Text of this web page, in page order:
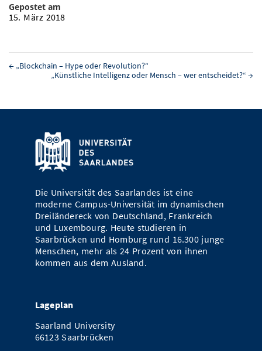
Gepostet am
15. März 2018
← „Blockchain – Hype oder Revolution?“
„Künstliche Intelligenz oder Mensch – wer entscheidet?“ →
Die Universität des Saarlandes ist eine
moderne Campus-Universität im dynamischen
Dreiländereck von Deutschland, Frankreich
und Luxembourg. Heute studieren in
Saarbrücken und Homburg rund 16.300 junge
Menschen, mehr als 24 Prozent von ihnen
kommen aus dem Ausland.
Lageplan
Saarland University
66123 Saarbrücken